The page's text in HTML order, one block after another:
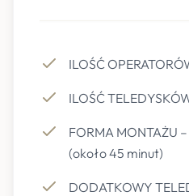
ILOŚĆ
ILOŚĆ
FORMA MONTAŻU
(około 45 minut)
DODATKOWY